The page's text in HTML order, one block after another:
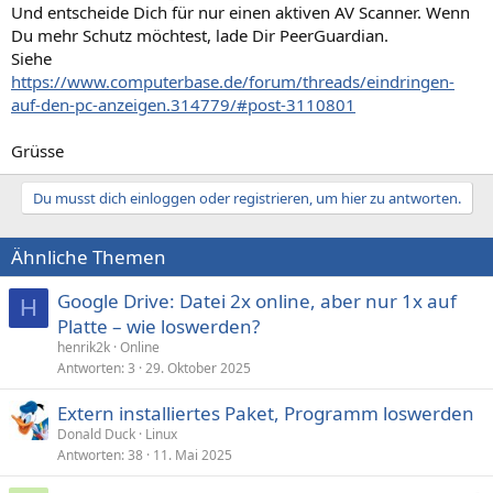
Messenger\8876480\Program\BWPlugProtocol-8876480.dll
O18 - Protocol: bwt0 - {09596BB5-E970-4EC3-BC1C-6DBFF3152715} -
C:\Programme\Logitech\Desktop
Messenger\8876480\Program\BWPlugProtocol-8876480.dll
O18 - Protocol: bwt0s - {09596BB5-E970-4EC3-BC1C-6DBFF3152715} -
C:\Programme\Logitech\Desktop
O18 - Protocol: bwu0 - {09596BB5-E970-4EC3-BC1C-6DBFF3152715} -
C:\Programme\Logitech\Desktop
Messenger\8876480\Program\BWPlugProtocol-8876480.dll
O18 - Protocol: bwu0s - {09596BB5-E970-4EC3-BC1C-6DBFF3152715}
Messenger\8876480\Program\BWPlugProtocol-8876480.dll
O18 - Protocol: bwv0 - {09596BB5-E970-4EC3-BC1C-6DBFF3152715} -
C:\Programme\Logitech\Desktop
Messenger\8876480\Program\BWPlugProtocol-8876480.dll
O18 - Protocol: bwv0s - {09596BB5-E970-4EC3-BC1C-6DBFF3152715}
- C:\Programme\Logitech\Desktop
Messenger\8876480\Program\BWPlugProtocol-8876480.dll
O18 - Protocol: bww0 - {09596BB5-E970-4EC3-BC1C-6DBFF3152715} -
C:\Programme\Logitech\Desktop
Messenger\8876480\Program\BWPlugProtocol-8876480.dll
O18 - Protocol: bww0s - {09596BB5-E970-4EC3-BC1C-6DBFF3152715}
Messenger\8876480\Program\BWPlugProtocol-8876480.dll
Und entscheide Dich für nur einen aktiven AV Scanner. Wenn
Du mehr Schutz möchtest, lade Dir PeerGuardian.
Siehe
https://www.computerbase.de/forum/threads/eindringen-
auf-den-pc-anzeigen.314779/#post-3110801
Grüsse
Du musst dich einloggen oder registrieren, um hier zu antworten.
Ähnliche Themen
H
Google Drive: Datei 2x online, aber nur 1x auf
Platte – wie loswerden?
henrik2k Online
Antworten 3 29. Oktober 2025
Extern installiertes Paket, Programm loswerden
Donald Duck Linux
Antworten 38 11. Mai 2025